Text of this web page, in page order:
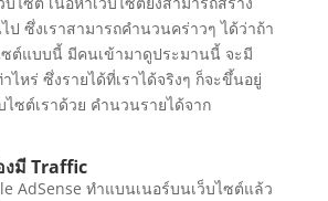
ป ซึ่งเราสามารถคำนวนคร่าวๆ ได้ว่าถ้า
ซต์แบบนี้ มีคนเข้ามาดูประมานนี้ จะมี
ไหร่ ซึ่งรายได้ที่เราได้จริงๆ ก็จะขึ้นอยู่
ซต์เราด้วย คำนวนรายได้จาก
งมี Traffic
AdSense ทำแบนเนอร์บนเว็บไซต์แล้ว